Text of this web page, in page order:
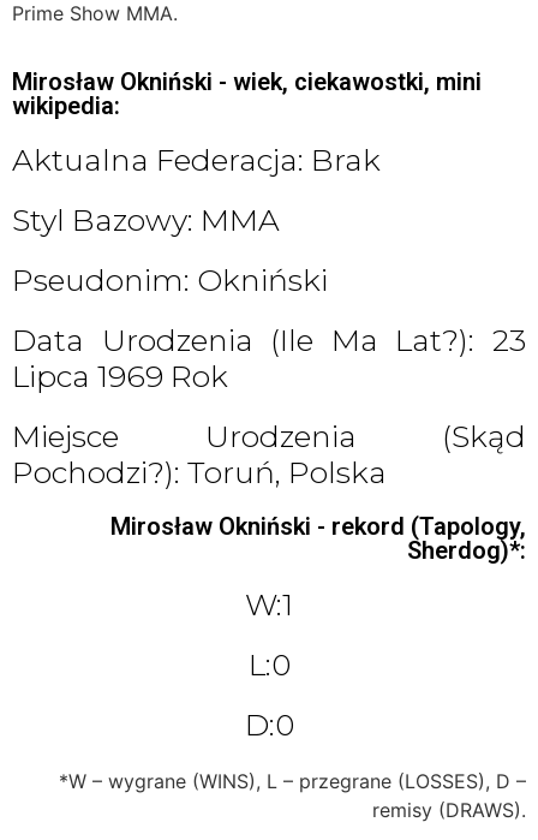
Prime Show MMA.
Mirosław Okniński - wiek, ciekawostki, mini
wikipedia:
Aktualna Federacja: Brak
Styl Bazowy: MMA
Pseudonim: Okniński
Data Urodzenia (ile Ma Lat?): 23
Lipca 1969 Rok
Miejsce Urodzenia (skąd
Pochodzi?): Toruń, Polska
Mirosław Okniński - rekord (Tapology,
Sherdog)*:
W:1
L:0
D:0
*W – wygrane (WINS), L – przegrane (LOSSES), D –
remisy (DRAWS).